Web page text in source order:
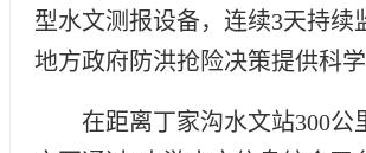
型水文测报设备，连续3天持
地方政府防洪抢险决策提供科
在距离丁家沟水文站300